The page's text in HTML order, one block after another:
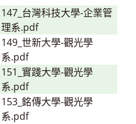
147_台灣科技大學-企業管
理系.pdf
149_世新大學-觀光學
系.pdf
151_實踐大學-觀光學
系.pdf
153_銘傳大學-觀光學
系.pdf